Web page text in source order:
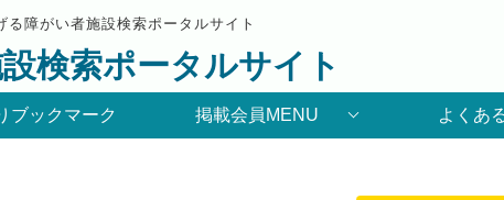
障がい者施設検索ポータルサイト
検索ポータルサイト
ブックマーク 掲載会員MENU よくあ